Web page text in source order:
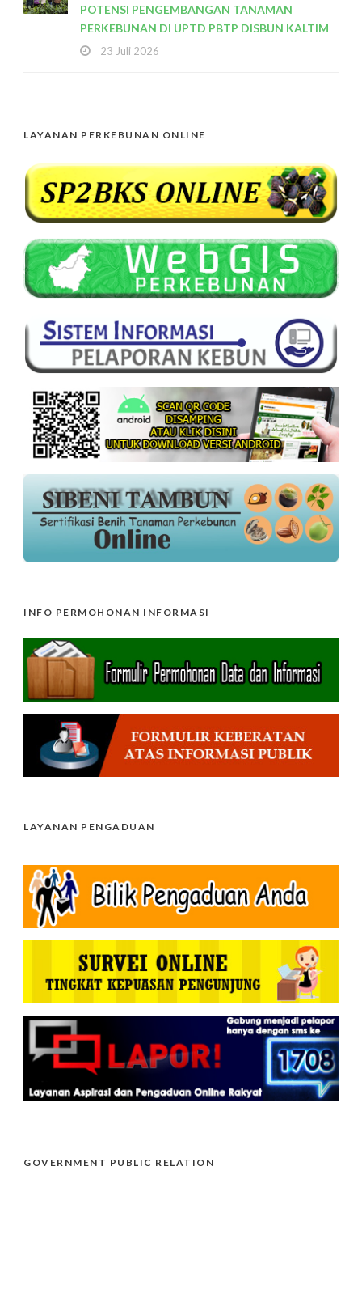
POTENSI PENGEMBANGAN TANAMAN
PERKEBUNAN DI UPTD PBTP DISBUN KALTIM
23 Juli 2026
LAYANAN PERKEBUNAN ONLINE
INFO PERMOHONAN INFORMASI
LAYANAN PENGADUAN
GOVERNMENT PUBLIC RELATION